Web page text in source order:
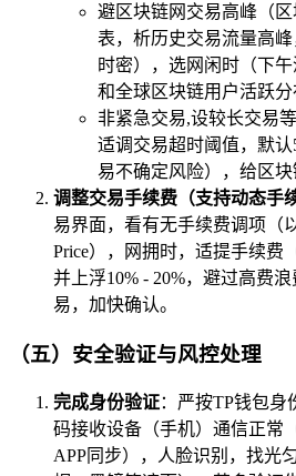
避区块链网交易高峰（
表，析历史交易流量高
时密），选网闲时（下
和全球区块链用户活跃分
非紧急交易,设较长交易
适调交易超时阈值，默
易不确定风险），给区块
调整交易手续费（支持动态手
易界面，看有无手续费调项（
Price），网拥时，适提手续费
并上浮10% - 20%，避过高费
易，加快确认。
（五）安全验证与风控处理
完成身份验证：严按TP钱包身
码接收设备（手机）通信正常
APP同步），人脸识别，找光